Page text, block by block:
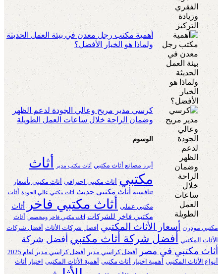
أهمية مكتب رجل معدن في بيئة العمل الحديثة
ولماذا هو الخيار الأفضل؟
كرسي مدير مريح وعالي الجودة لدعم الظهر
وضمان الراحة خلال ساعات العمل الطويلة
الوسوم
أبرز مصانع أثاث مكتبي أثاث مكتب مدير
أثاث
مكتبي أثاث مكتبي احترافي أثاث مكتبي بأسعار
تنافسية أثاث مكتبي حديث أثاث مكتبي عالي الجودة أثاث
مكتبي عملي أثاث مكتبي فاخر أثاث
مكتبي فاخر للشركات
أثاث مكتبي فاخر ومخصص أثاث
مكتبي مودرن أسعار الأثاث المكتبي أفضل شركات الأثاث أفضل شركات
الأثاث المكتبي أفضل شركة أثاث مكتبي أفضل شركة
أثاث مكتبي في مصر
أفضل كراسي مدير
أفضل كراسي مدير لعام 2025
أنواع الأثاث المكتبي أهمية اختيار أثاث مكتبي أهمية الأثاث المكتبي اختيار أثاث